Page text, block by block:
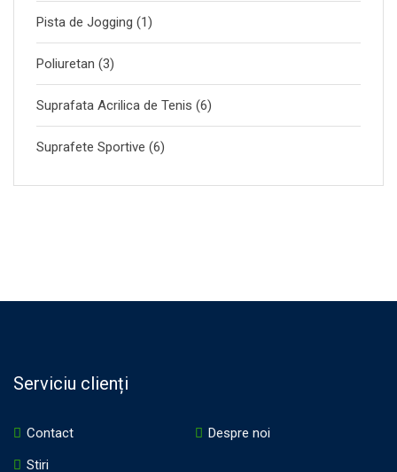
Pista de Jogging (1)
Poliuretan (3)
Suprafata Acrilica de Tenis (6)
Suprafete Sportive (6)
Serviciu clienți
Contact
Despre noi
Stiri